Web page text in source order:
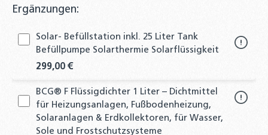
Ergänzungen:
Solar- Befüllstation inkl. 25 Liter Tank
Befüllpumpe Solarthermie Solarflüssigkeit
299,00 €
BCG® F Flüssigdichter 1 Liter – Dichtmittel
für Heizungsanlagen, Fußbodenheizung,
Solaranlagen & Erdkollektoren, für Wasser,
Sole und Frostschutzsysteme